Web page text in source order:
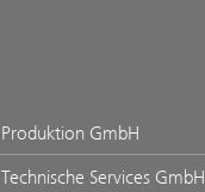
Produktion GmbH
Technische Services GmbH